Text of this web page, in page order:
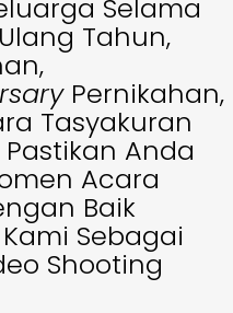
Selama
Tahun,
Pernikahan,
Tasyakuran
Anda
Acara
Baik
Sebagai
Shooting